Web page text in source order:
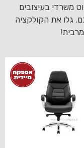
משרדי בעיצובים
גלו את הקולקציה